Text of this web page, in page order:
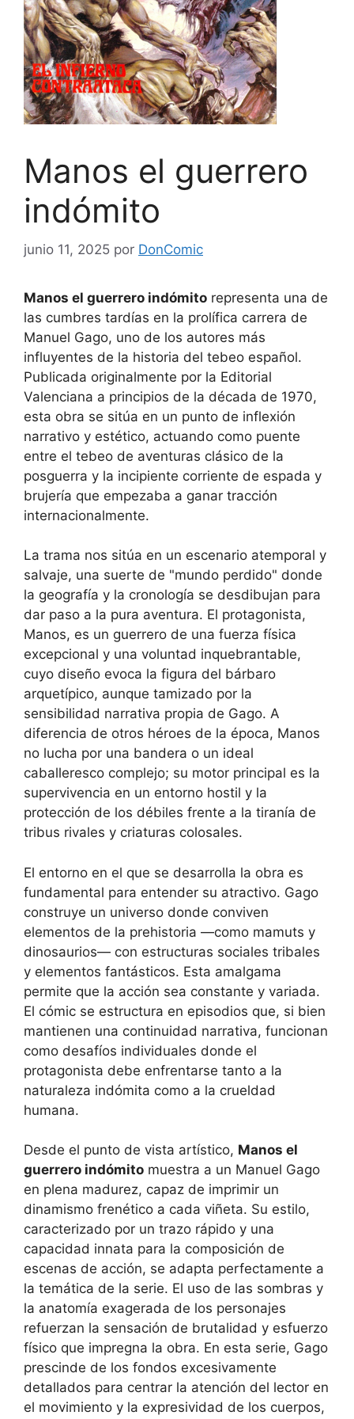
Manos el guerrero
indómito
junio 11, 2025 por DonComic
Manos el guerrero indómito representa una de
las cumbres tardías en la prolífica carrera de
Manuel Gago, uno de los autores más
influyentes de la historia del tebeo español.
Publicada originalmente por la Editorial
Valenciana a principios de la década de 1970,
esta obra se sitúa en un punto de inflexión
narrativo y estético, actuando como puente
entre el tebeo de aventuras clásico de la
posguerra y la incipiente corriente de espada y
brujería que empezaba a ganar tracción
internacionalmente.
La trama nos sitúa en un escenario atemporal y
salvaje, una suerte de "mundo perdido" donde
la geografía y la cronología se desdibujan para
dar paso a la pura aventura. El protagonista,
Manos, es un guerrero de una fuerza física
excepcional y una voluntad inquebrantable,
cuyo diseño evoca la figura del bárbaro
arquetípico, aunque tamizado por la
sensibilidad narrativa propia de Gago. A
diferencia de otros héroes de la época, Manos
no lucha por una bandera o un ideal
caballeresco complejo; su motor principal es la
supervivencia en un entorno hostil y la
protección de los débiles frente a la tiranía de
tribus rivales y criaturas colosales.
El entorno en el que se desarrolla la obra es
fundamental para entender su atractivo. Gago
construye un universo donde conviven
elementos de la prehistoria —como mamuts y
dinosaurios— con estructuras sociales tribales
y elementos fantásticos. Esta amalgama
permite que la acción sea constante y variada.
El cómic se estructura en episodios que, si bien
mantienen una continuidad narrativa, funcionan
como desafíos individuales donde el
protagonista debe enfrentarse tanto a la
naturaleza indómita como a la crueldad
humana.
Desde el punto de vista artístico, Manos el
guerrero indómito muestra a un Manuel Gago
en plena madurez, capaz de imprimir un
dinamismo frenético a cada viñeta. Su estilo,
caracterizado por un trazo rápido y una
capacidad innata para la composición de
escenas de acción, se adapta perfectamente a
la temática de la serie. El uso de las sombras y
la anatomía exagerada de los personajes
refuerzan la sensación de brutalidad y esfuerzo
físico que impregna la obra. En esta serie, Gago
prescinde de los fondos excesivamente
detallados para centrar la atención del lector en
el movimiento y la expresividad de los cuerpos,